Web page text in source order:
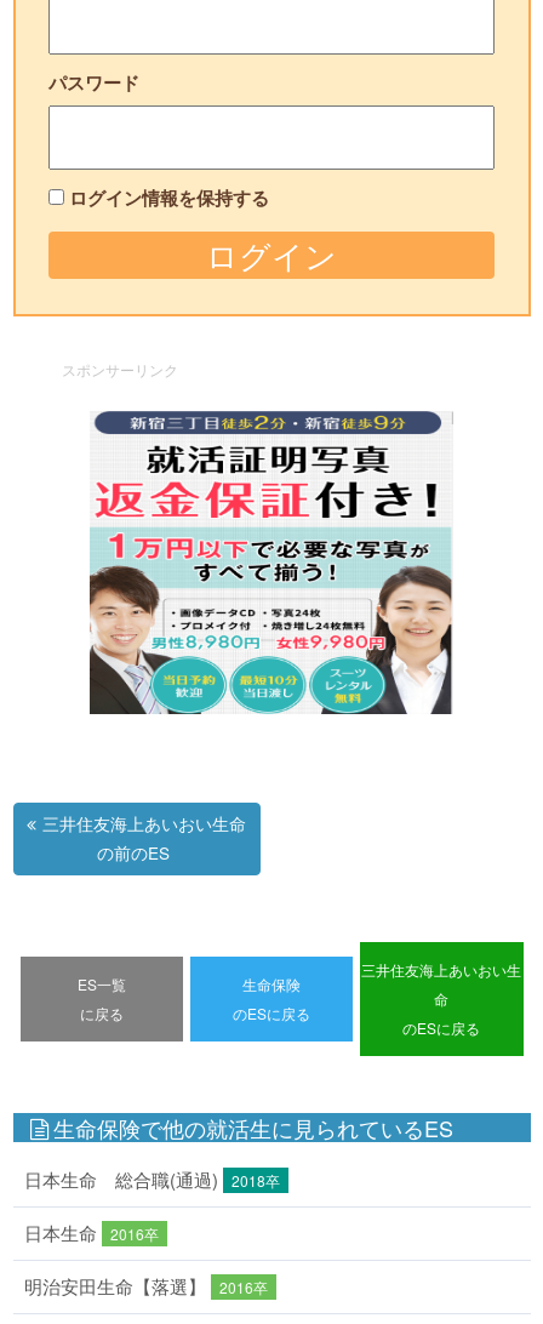
パスワード
ログイン情報を保持する
スポンサーリンク
三井住友海上あいおい生命
の前のES
ES一覧
に戻る
生命保険
のESに戻る
三井住友海上あいおい生
命
のESに戻る
生命保険で他の就活生に見られているES
日本生命 総合職(通過) 2018卒
日本生命 2016卒
明治安田生命【落選】 2016卒